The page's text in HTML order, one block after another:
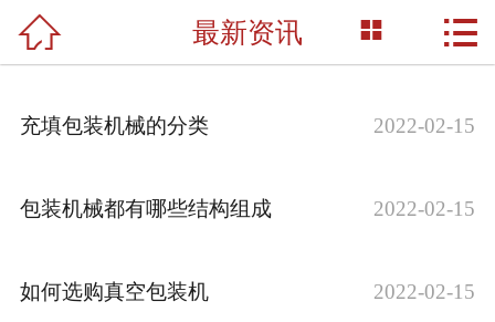
网站首页
 最新资讯  
充填包装机械的分类 2022-02-15
包装机械都有哪些结构组成 2022-02-15
如何选购真空包装机 2022-02-15